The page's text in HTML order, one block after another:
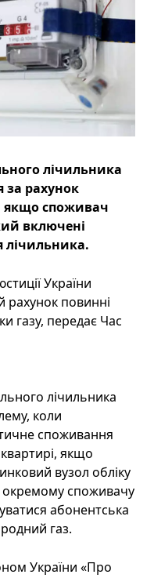
лічильника
за рахунок
якщо споживач
включені
лічильника.
України
рахунок повинні
газу, передає Час
лічильника
коли
споживання
якщо
вузол обліку
споживачу
абонентська
газ.
України «Про